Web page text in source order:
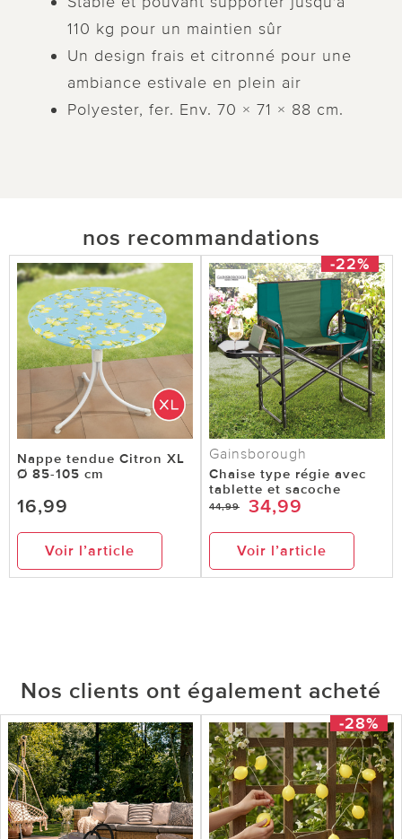
110 kg pour un maintien sûr
Un design frais et citronné pour une
ambiance estivale en plein air
Polyester, fer. Env. 70 × 71 × 88 cm.
nos recommandations
Nappe tendue Citron XL
Ø 85-105 cm
16,99
Voir l’article
-22%
Gainsborough
Chaise type régie avec
tablette et sacoche
44,99 34,99
Voir l’article
Nos clients ont également acheté
-28%